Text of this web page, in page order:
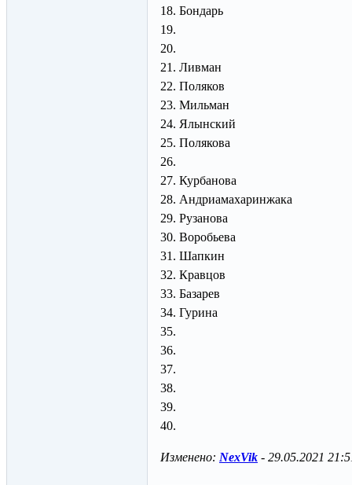
18. Бондарь
19.
20.
21. Ливман
22. Поляков
23. Мильман
24. Ялынский
25. Полякова
26.
27. Курбанова
28. Андриамахаринжака
29. Рузанова
30. Воробьева
31. Шапкин
32. Кравцов
33. Базарев
34. Гурина
35.
36.
37.
38.
39.
40.
Изменено: NexVik - 29.05.2021